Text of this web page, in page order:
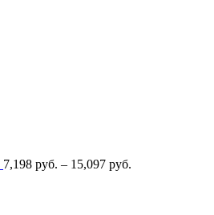
7,198 руб. – 15,097 руб.